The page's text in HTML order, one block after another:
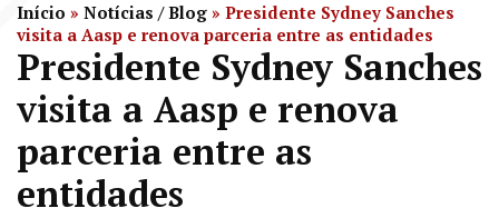
Início » Notícias / Blog » Presidente Sydney Sanches
visita a Aasp e renova parceria entre as entidades
Presidente Sydney Sanches
visita a Aasp e renova
parceria entre as
entidades